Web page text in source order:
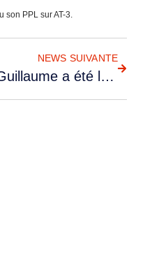
PPL sur AT-3.
NEWS SUIVANTE
Guillaume a été lâché sur AT-3